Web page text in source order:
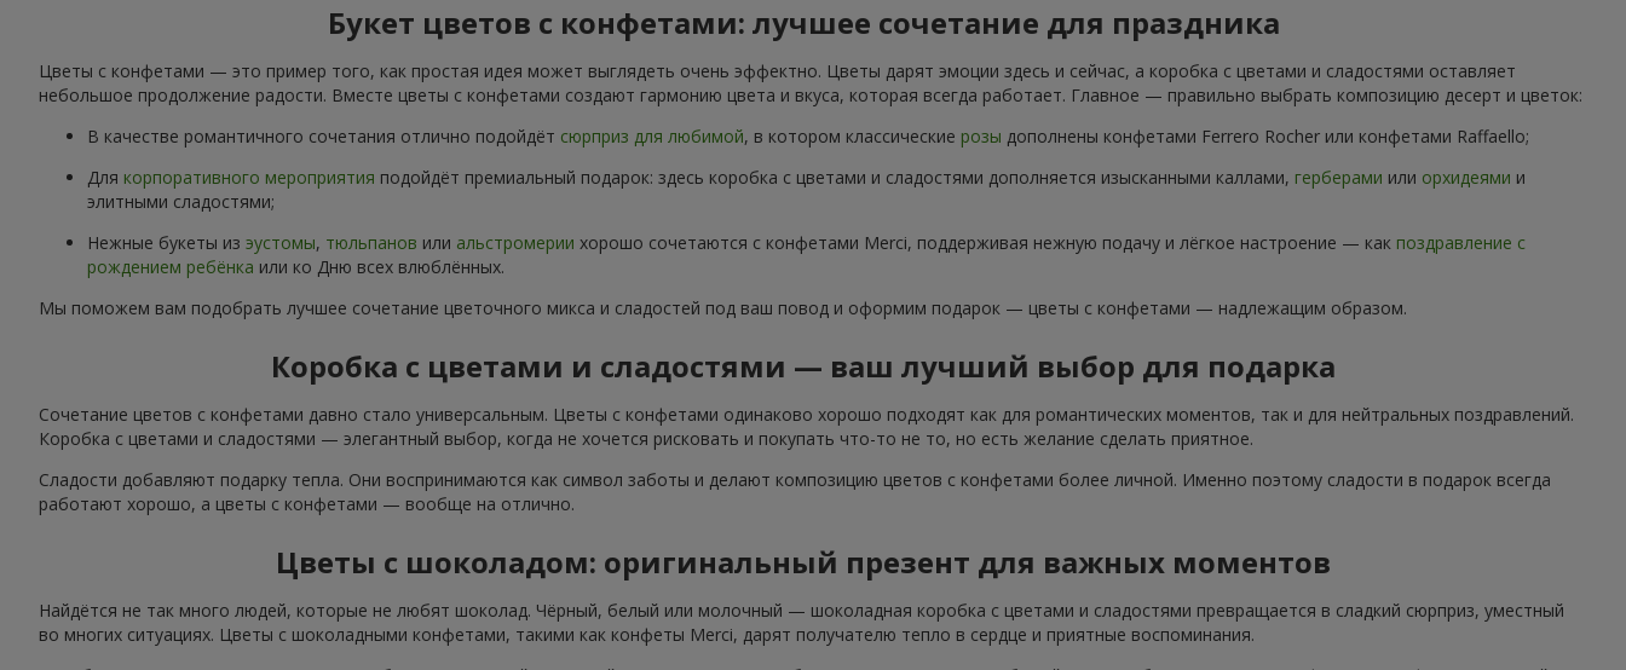
Букет цветов с конфетами: лучшее сочетание для праздника
Цветы с конфетами — это пример того, как простая идея может выглядеть очень эффектно. Цветы дарят эмоции здесь и сейчас, а коробка с цветами и сладостями оставляет
небольшое продолжение радости. Вместе цветы с конфетами создают гармонию цвета и вкуса, которая всегда работает. Главное — правильно выбрать композицию десерт и цветок:
В качестве романтичного сочетания отлично подойдёт сюрприз для любимой, в котором классические розы дополнены конфетами Ferrero Rocher или конфетами Raffaello;
Для корпоративного мероприятия подойдёт премиальный подарок: здесь коробка с цветами и сладостями дополняется изысканными каллами, герберами или орхидеями и
элитными сладостями;
Нежные букеты из эустомы, тюльпанов или альстромерии хорошо сочетаются с конфетами Merci, поддерживая нежную подачу и лёгкое настроение — как поздравление с
рождением ребёнка или ко Дню всех влюблённых.
Мы поможем вам подобрать лучшее сочетание цветочного микса и сладостей под ваш повод и оформим подарок — цветы с конфетами — надлежащим образом.
Коробка с цветами и сладостями — ваш лучший выбор для подарка
Сочетание цветов с конфетами давно стало универсальным. Цветы с конфетами одинаково хорошо подходят как для романтических моментов, так и для нейтральных поздравлений.
Коробка с цветами и сладостями — элегантный выбор, когда не хочется рисковать и покупать что-то не то, но есть желание сделать приятное.
Сладости добавляют подарку тепла. Они воспринимаются как символ заботы и делают композицию цветов с конфетами более личной. Именно поэтому сладости в подарок всегда
работают хорошо, а цветы с конфетами — вообще на отлично.
Цветы с шоколадом: оригинальный презент для важных моментов
Найдётся не так много людей, которые не любят шоколад. Чёрный, белый или молочный — шоколадная коробка с цветами и сладостями превращается в сладкий сюрприз, уместный
во многих ситуациях. Цветы с шоколадными конфетами, такими как конфеты Merci, дарят получателю тепло в сердце и приятные воспоминания.